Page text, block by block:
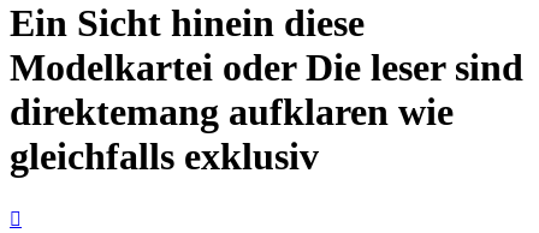
Ein Sicht hinein diese
Modelkartei oder Die leser sind
direktemang aufklaren wie
gleichfalls exklusiv
